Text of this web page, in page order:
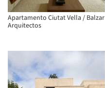
Apartamento Ciutat Vella / Balzar
Arquitectos